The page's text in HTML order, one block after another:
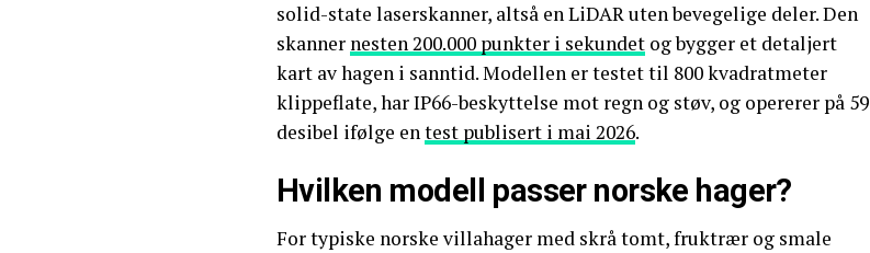
solid-state laserskanner, altså en LiDAR uten bevegelige deler. Den
skanner nesten 200.000 punkter i sekundet og bygger et detaljert
kart av hagen i sanntid. Modellen er testet til 800 kvadratmeter
klippeflate, har IP66-beskyttelse mot regn og støv, og opererer på 59
desibel ifølge entest publisert i mai 2026.
Hvilken modell passer norske hager?
For typiske norske villahager med skrå tomt, fruktrær og smale